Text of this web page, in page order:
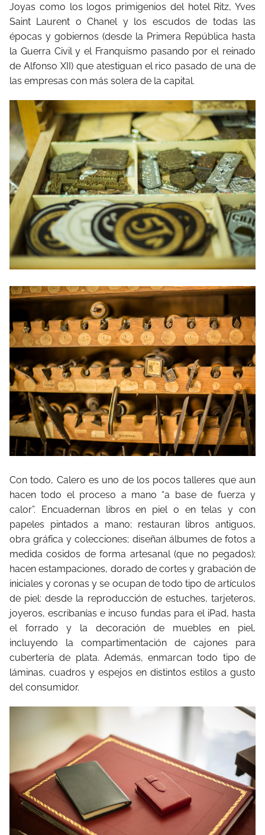
Joyas como los logos primigenios del hotel Ritz, Yves
Saint Laurent o Chanel y los escudos de todas las
épocas y gobiernos (desde la Primera República hasta
la Guerra Civil y el Franquismo pasando por el reinado
de Alfonso XII) que atestiguan el rico pasado de una de
las empresas con más solera de la capital.
Con todo, Calero es uno de los pocos talleres que aun
hacen todo el proceso a mano “a base de fuerza y
calor”. Encuadernan libros en piel o en telas y con
papeles pintados a mano; restauran libros antiguos,
obra gráfica y colecciones; diseñan álbumes de fotos a
medida cosidos de forma artesanal (que no pegados);
hacen estampaciones, dorado de cortes y grabación de
iniciales y coronas y se ocupan de todo tipo de artículos
de piel: desde la reproducción de estuches, tarjeteros,
joyeros, escribanías e incuso fundas para el iPad, hasta
el forrado y la decoración de muebles en piel,
incluyendo la compartimentación de cajones para
cubertería de plata. Además, enmarcan todo tipo de
láminas, cuadros y espejos en distintos estilos a gusto
del consumidor.